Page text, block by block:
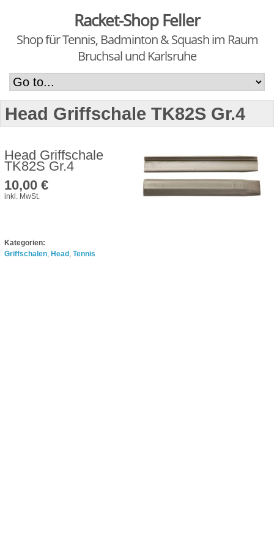
Racket-Shop Feller
Shop für Tennis, Badminton & Squash im Raum
Bruchsal und Karlsruhe
Head Griffschale TK82S Gr.4
Head Griffschale
TK82S Gr.4
10,00 €
inkl. MwSt.
Kategorien:
Griffschalen Head Tennis